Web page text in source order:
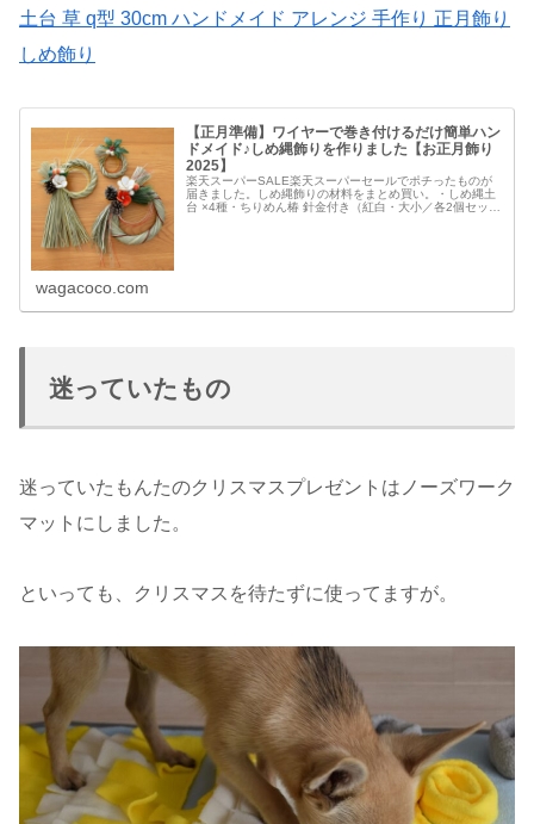
土台 草 q型 30cm ハンドメイド アレンジ 手作り 正月飾り
しめ飾り
【正月準備】ワイヤーで巻き付けるだけ簡単ハン
ドメイド♪しめ縄飾りを作りました【お正月飾り
2025】
楽天スーパーSALE楽天スーパーセールでポチったものが
届きました。しめ縄飾りの材料をまとめ買い。・しめ縄土
台 ×4種・ちりめん椿 針金付き（紅白・大小／各2個セッ
wagacoco.com
迷っていたもの
迷っていたもんたのクリスマスプレゼントはノーズワーク
マットにしました。
といっても、クリスマスを待たずに使ってますが。